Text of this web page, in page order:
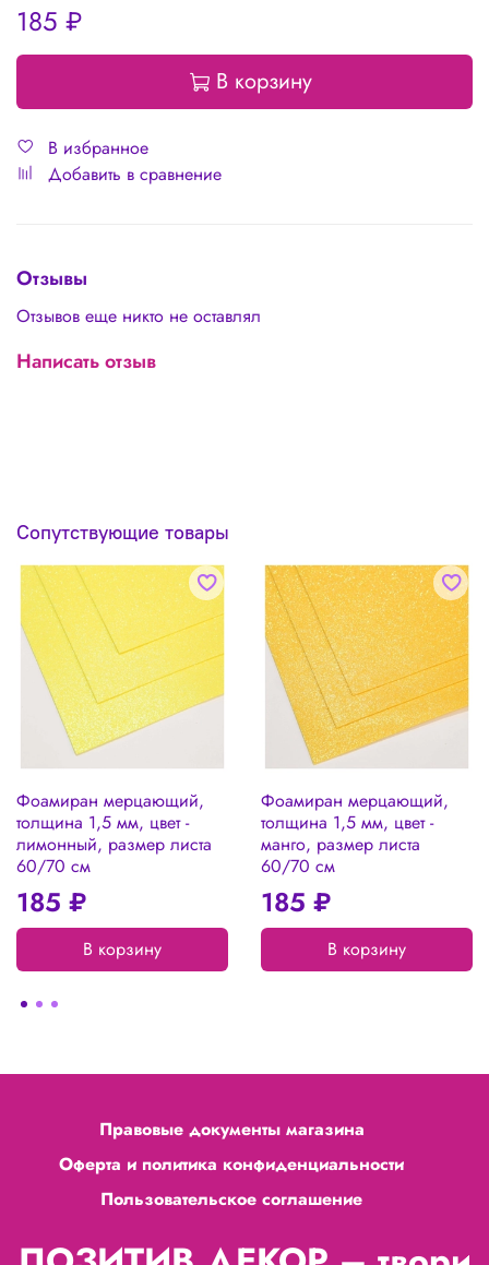
185 ₽
В корзину
В избранное
Добавить в сравнение
Отзывы
Отзывов еще никто не оставлял
Написать отзыв
Сопутствующие товары
Фоамиран мерцающий,
толщина 1,5 мм, цвет -
лимонный, размер листа
60/70 см
185 ₽
В корзину
Фоамиран мерцающий,
толщина 1,5 мм, цвет -
манго, размер листа
60/70 см
185 ₽
В корзину
Правовые документы магазина
Оферта и политика конфиденциальности
Пользовательское соглашение